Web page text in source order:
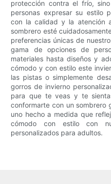
protección contra el frío,
personas expresar su estilo
con la calidad y la atención
sombrero esté
preferencias únicas de
gama de opciones de
materiales hasta diseños y
cómodo y con estilo este
las pistas o simplemente
gorros de invierno
para que te veas y te
conformarte con un sombrero
uno hecho a medida que
cómodo con estilo con
personalizados para adultos.